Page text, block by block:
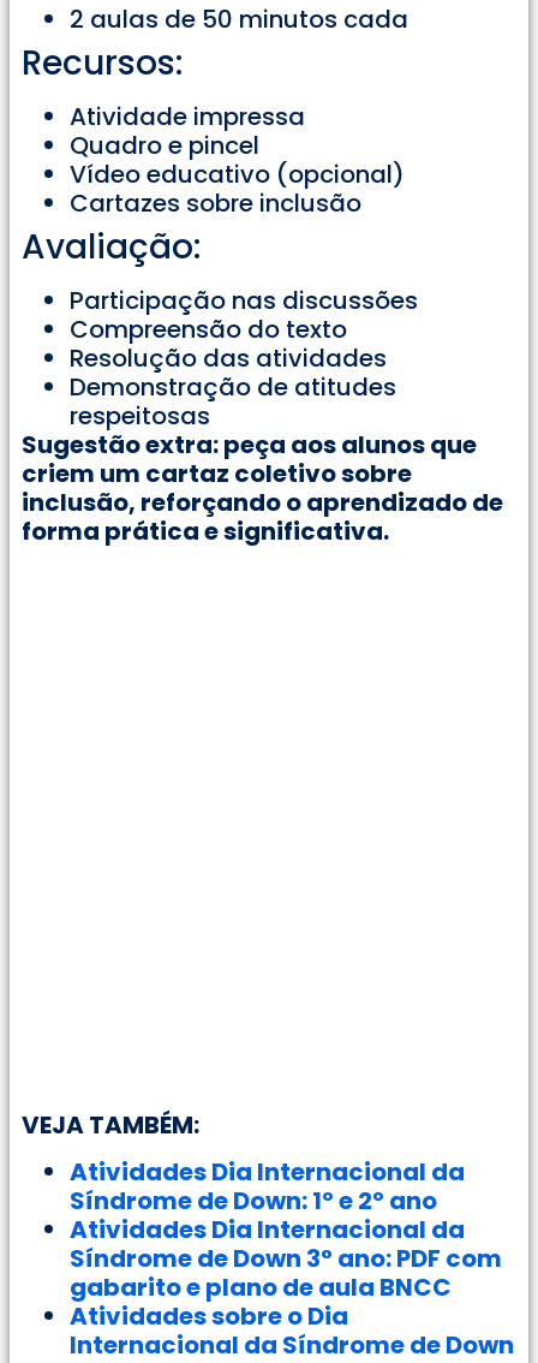
2 aulas de 50 minutos cada
Recursos:
Atividade impressa
Quadro e pincel
Vídeo educativo (opcional)
Cartazes sobre inclusão
Avaliação:
Participação nas discussões
Compreensão do texto
Resolução das atividades
Demonstração de atitudes
respeitosas
Sugestão extra: peça aos alunos que
criem um cartaz coletivo sobre
inclusão, reforçando o aprendizado de
forma prática e significativa.
VEJA TAMBÉM:
Atividades Dia Internacional da
Síndrome de Down: 1º e 2º ano
Atividades Dia Internacional da
Síndrome de Down 3° ano: PDF com
gabarito e plano de aula BNCC
Atividades sobre o Dia
Internacional da Síndrome de Down